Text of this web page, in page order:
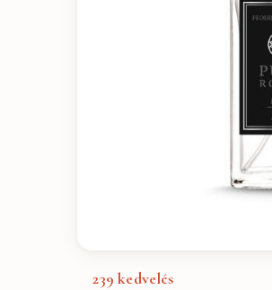
239 kedvelés